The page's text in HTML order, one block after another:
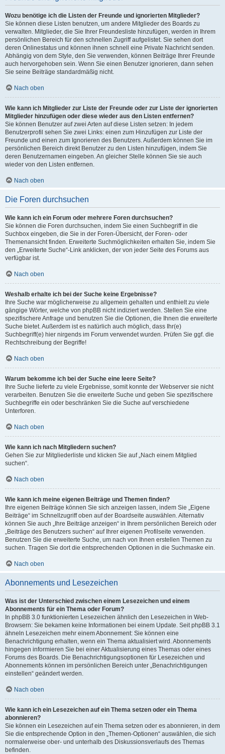
Wozu benötige ich die Listen der Freunde und ignorierten Mitglieder?
Sie können diese Listen benutzen, um andere Mitglieder des Boards zu
verwalten. Mitglieder, die Sie Ihrer Freundesliste hinzufügen, werden in Ihrem
persönlichen Bereich für den schnellen Zugriff aufgelistet. Sie sehen dort
deren Onlinestatus und können ihnen schnell eine Private Nachricht senden.
Abhängig von dem Style, den Sie verwenden, können Beiträge Ihrer Freunde
auch hervorgehoben sein. Wenn Sie einen Benutzer ignorieren, dann sehen
Sie seine Beiträge standardmäßig nicht.
Nach oben
Wie kann ich Mitglieder zur Liste der Freunde oder zur Liste der ignorierten
Mitglieder hinzufügen oder diese wieder aus den Listen entfernen?
Sie können Benutzer auf zwei Arten auf diese Listen setzen: In jedem
Benutzerprofil sehen Sie zwei Links: einen zum Hinzufügen zur Liste der
Freunde und einen zum Ignorieren des Benutzers. Außerdem können Sie im
persönlichen Bereich direkt Benutzer zu den Listen hinzufügen, indem Sie
deren Benutzernamen eingeben. An gleicher Stelle können Sie sie auch
wieder von den Listen entfernen.
Nach oben
Die Foren durchsuchen
Wie kann ich ein Forum oder mehrere Foren durchsuchen?
Sie können die Foren durchsuchen, indem Sie einen Suchbegriff in die
Suchbox eingeben, die Sie in der Foren-Übersicht, der Foren- oder
Themenansicht finden. Erweiterte Suchmöglichkeiten erhalten Sie, indem Sie
den „Erweiterte Suche“-Link anklicken, der von jeder Seite des Forums aus
verfügbar ist.
Nach oben
Weshalb erhalte ich bei der Suche keine Ergebnisse?
Ihre Suche war möglicherweise zu allgemein gehalten und enthielt zu viele
gängige Wörter, welche von phpBB nicht indiziert werden. Stellen Sie eine
spezifischere Anfrage und benutzen Sie die Optionen, die Ihnen die erweiterte
Suche bietet. Außerdem ist es natürlich auch möglich, dass Ihr(e)
Suchbegriff(e) hier nirgends im Forum verwendet wurden. Prüfen Sie ggf. die
Rechtschreibung der Begriffe!
Nach oben
Warum bekomme ich bei der Suche eine leere Seite?
Ihre Suche lieferte zu viele Ergebnisse, somit konnte der Webserver sie nicht
verarbeiten. Benutzen Sie die erweiterte Suche und geben Sie spezifischere
Suchbegriffe ein oder beschränken Sie die Suche auf verschiedene
Unterforen.
Nach oben
Wie kann ich nach Mitgliedern suchen?
Gehen Sie zur Mitgliederliste und klicken Sie auf „Nach einem Mitglied
suchen“.
Nach oben
Wie kann ich meine eigenen Beiträge und Themen finden?
Ihre eigenen Beiträge können Sie sich anzeigen lassen, indem Sie „Eigene
Beiträge“ im Schnellzugriff oben auf der Boardseite auswählen. Alternativ
können Sie auch „Ihre Beiträge anzeigen“ in Ihrem persönlichen Bereich oder
„Beiträge des Benutzers suchen“ auf Ihrer eigenen Profilseite verwenden.
Benutzen Sie die erweiterte Suche, um nach von Ihnen erstellen Themen zu
suchen. Tragen Sie dort die entsprechenden Optionen in die Suchmaske ein.
Nach oben
Abonnements und Lesezeichen
Was ist der Unterschied zwischen einem Lesezeichen und einem
Abonnements für ein Thema oder Forum?
In phpBB 3.0 funktionierten Lesezeichen ähnlich den Lesezeichen in Web-
Browsern: Sie bekamen keine Informationen bei einem Update. Seit phpBB 3.1
ähneln Lesezeichen mehr einem Abonnement: Sie können eine
Benachrichtigung erhalten, wenn ein Thema aktualisiert wird. Abonnements
hingegen informieren Sie bei einer Aktualisierung eines Themas oder eines
Forums des Boards. Die Benachrichtigungsoptionen für Lesezeichen und
Abonnements können im persönlichen Bereich unter „Benachrichtigungen
einstellen“ geändert werden.
Nach oben
Wie kann ich ein Lesezeichen auf ein Thema setzen oder ein Thema
abonnieren?
Sie können ein Lesezeichen auf ein Thema setzen oder es abonnieren, in dem
Sie die entsprechende Option in den „Themen-Optionen“ auswählen, die sich
normalerweise ober- und unterhalb des Diskussionsverlaufs des Themas
befinden.